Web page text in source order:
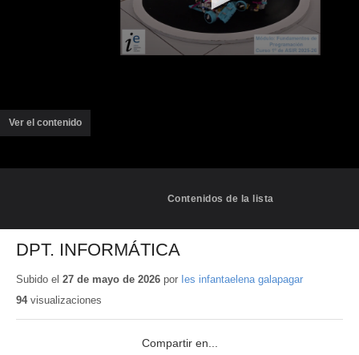
Ver el contenido
Contenidos de la lista
DPT. INFORMÁTICA
Subido el 27 de mayo de 2026 por Ies infantaelena galapagar
94visualizaciones